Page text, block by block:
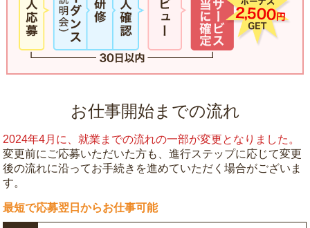
お仕事開始までの流れ
2024年4月に、就業までの流れの一部が変更となりました。
変更前にご応募いただいた方も、進行ステップに応じて変更
後の流れに沿ってお手続きを進めていただく場合がございま
す。
最短で応募翌日からお仕事可能